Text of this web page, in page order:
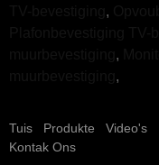
,
,
,
Tuis Produkte Video's
Kontak Ons